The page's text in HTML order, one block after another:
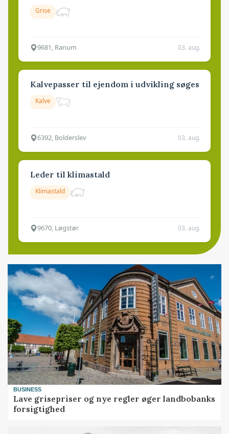
Grise
9681, Ranum 03. aug.
Kalvepasser til ejendom i udvikling søges
Kalve
6392, Bolderslev 03. aug.
Leder til klimastald
Klimastald
9670, Løgstør 03. aug.
BUSINESS
Lave grisepriser og nye regler øger landbobanks
forsigtighed